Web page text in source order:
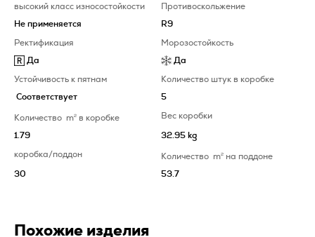
высокий класс износостойкости
Не применяется
Противоскольжение
R9
Ректификация
Да
Морозостойкость
Да
Устойчивость к пятнам
Соответствует
Количество штук в коробке
5
Количество m2 в коробке
1.79
Вес коробки
32.95 kg
коробка/поддон
30
Количествоm2 на поддоне
53.7
Похожие изделия